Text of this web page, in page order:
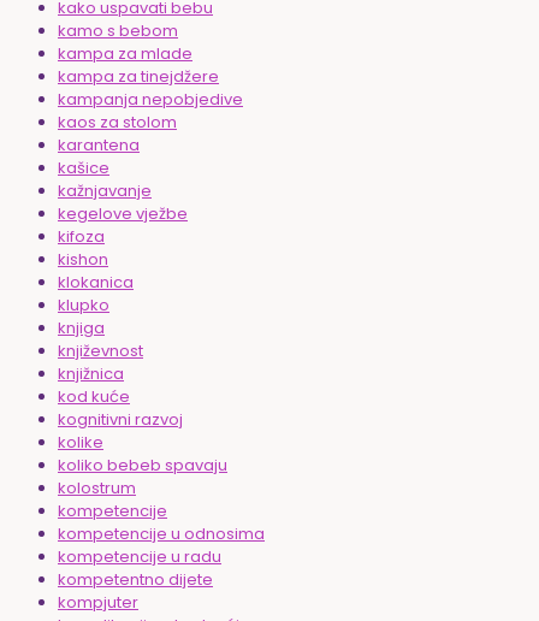
kako uspavati bebu
kamo s bebom
kampa za mlade
kampa za tinejdžere
kampanja nepobjedive
kaos za stolom
karantena
kašice
kažnjavanje
kegelove vježbe
kifoza
kishon
klokanica
klupko
knjiga
književnost
knjižnica
kod kuće
kognitivni razvoj
kolike
koliko bebeb spavaju
kolostrum
kompetencije
kompetencije u odnosima
kompetencije u radu
kompetentno dijete
kompjuter